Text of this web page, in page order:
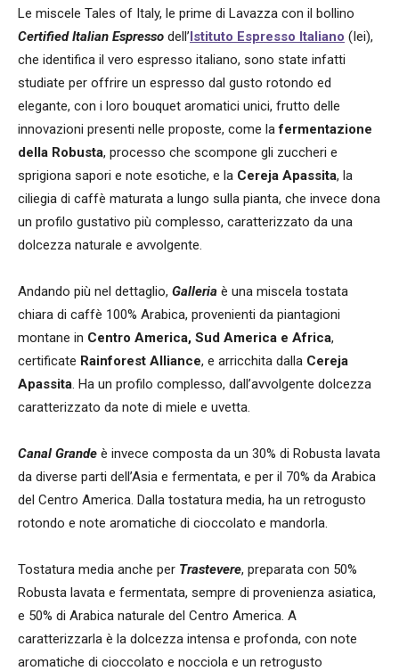
Le miscele Tales of Italy, le prime di Lavazza con il bollino
Certified Italian Espresso dell’Istituto Espresso Italiano (Iei),
che identifica il vero espresso italiano, sono state infatti
studiate per offrire un espresso dal gusto rotondo ed
elegante, con i loro bouquet aromatici unici, frutto delle
innovazioni presenti nelle proposte, come lafermentazione
della Robusta, processo che scompone gli zuccheri e
sprigiona sapori e note esotiche, e la Cereja Apassita, la
ciliegia di caffè maturata a lungo sulla pianta, che invece dona
un profilo gustativo più complesso, caratterizzato da una
dolcezza naturale e avvolgente.
Andando più nel dettaglio, Galleria è una miscela tostata
chiara di caffè 100% Arabica, provenienti da piantagioni
montane in Centro America, Sud America e Africa,
certificate Rainforest Alliance, e arricchita dalla Cereja
Apassita. Ha un profilo complesso, dall’avvolgente dolcezza
caratterizzato da note di miele e uvetta.
Canal Grande è invece composta da un 30% di Robusta lavata
da diverse parti dell’Asia e fermentata, e per il 70% da Arabica
del Centro America. Dalla tostatura media, ha un retrogusto
rotondo e note aromatiche di cioccolato e mandorla.
Tostatura media anche per Trastevere, preparata con 50%
Robusta lavata e fermentata, sempre di provenienza asiatica,
e 50% di Arabica naturale del Centro America. A
caratterizzarla è la dolcezza intensa e profonda, con note
aromatiche di cioccolato e nocciola e un retrogusto